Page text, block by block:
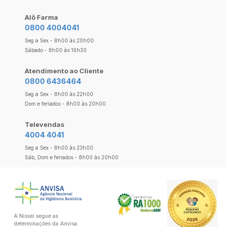
Alô Farma
0800 4004041
Seg a Sex - 8h00 às 20h00
Sábado - 8h00 às 16h30
Atendimento ao Cliente
0800 6436464
Seg a Sex - 8h00 às 22h00
Dom e feriados - 8h00 às 20h00
Televendas
4004 4041
Seg a Sex - 8h00 às 23h00
Sáb, Dom e feriados - 8h00 às 20h00
A Nissei segue as
determinações da Anvisa.